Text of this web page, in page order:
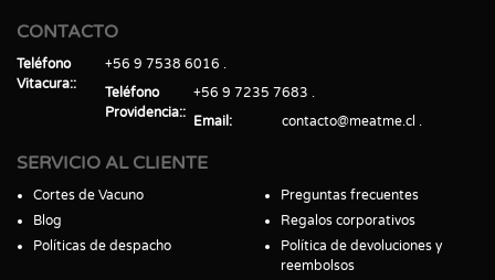
CONTACTO
Teléfono
Vitacura:
+56 9 7538 6016
Teléfono
Providencia:
+56 9 7235 7683
Email
contacto@meatme.cl
SERVICIO AL CLIENTE
Cortes de Vacuno
Blog
Políticas de despacho
Preguntas frecuentes
Regalos corporativos
Política de devoluciones y
reembolsos